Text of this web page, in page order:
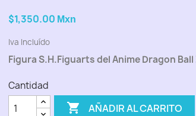
$1,350.00 Mxn
Iva Incluído
Figura S.H.Figuarts del Anime Dragon Ball
Cantidad
 AÑADIR AL CARRITO